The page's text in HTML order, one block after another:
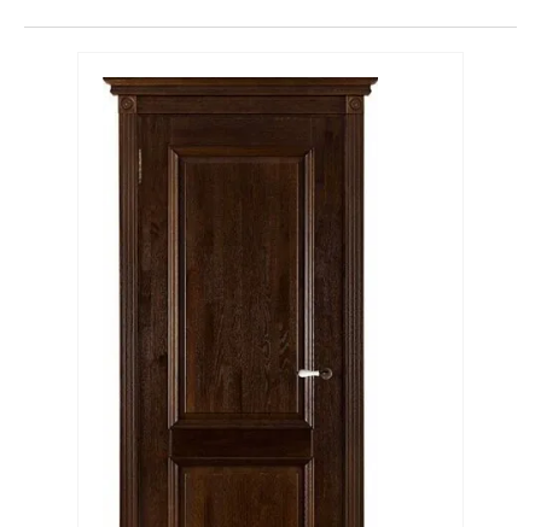
Выберите категорию:
Выберите...
Производитель: